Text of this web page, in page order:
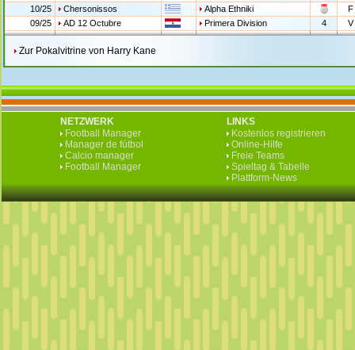
10/25
Chersonissos Alpha Ethniki
F
09/25
AD 12 Octubre Primera Division 4 V
Zur Pokalvitrine von Harry Kane
NETZWERK
Football Manager
Manager de fútbol
Calcio manager
Football Manager
LINKS
Kostenlos registrieren
Online-Hilfe
Freie Teams
Spieltag & Tabelle
Plattform-News